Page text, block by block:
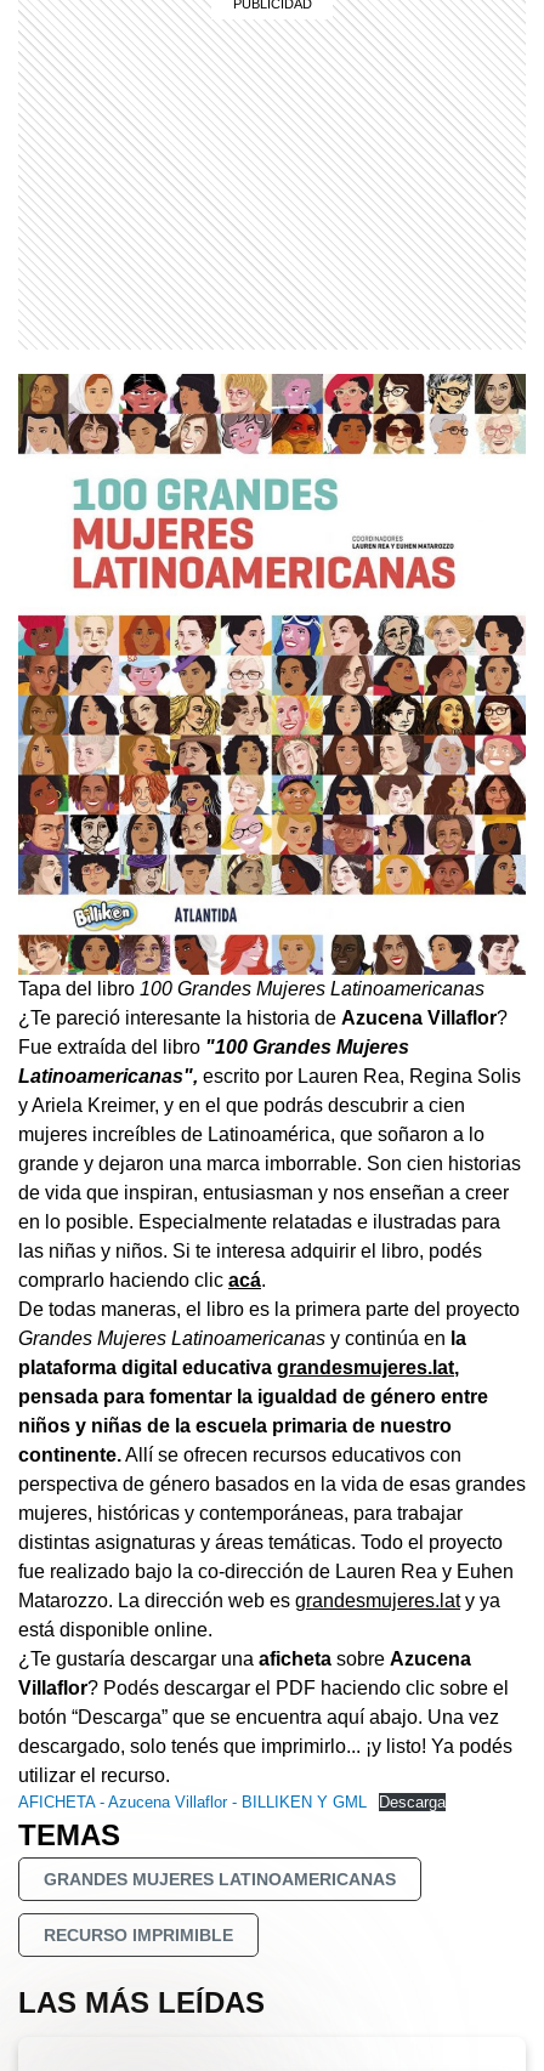
Tapa del libro 100 Grandes Mujeres Latinoamericanas
¿Te pareció interesante la historia de Azucena Villaflor?
Fue extraída del libro "100 Grandes Mujeres
Latinoamericanas", escrito por Lauren Rea, Regina Solis
y Ariela Kreimer, y en el que podrás descubrir a cien
mujeres increíbles de Latinoamérica, que soñaron a lo
grande y dejaron una marca imborrable. Son cien historias
de vida que inspiran, entusiasman y nos enseñan a creer
en lo posible. Especialmente relatadas e ilustradas para
las niñas y niños. Si te interesa adquirir el libro, podés
comprarlo haciendo clic acá.
De todas maneras, el libro es la primera parte del proyecto
Grandes Mujeres Latinoamericanas y continúa en la
plataforma digital educativa grandesmujeres.lat,
pensada para fomentar la igualdad de género entre
niños y niñas de la escuela primaria de nuestro
continente.Allí se ofrecen recursos educativos con
perspectiva de género basados en la vida de esas grandes
mujeres, históricas y contemporáneas, para trabajar
distintas asignaturas y áreas temáticas. Todo el proyecto
fue realizado bajo la co-dirección de Lauren Rea y Euhen
Matarozzo. La dirección web es grandesmujeres.laty ya
está disponible online.
¿Te gustaría descargar una aficheta sobre Azucena
Villaflor? Podés descargar el PDF haciendo clic sobre el
botón “Descarga” que se encuentra aquí abajo. Una vez
descargado, solo tenés que imprimirlo... ¡y listo! Ya podés
utilizar el recurso.
AFICHETA - Azucena Villaflor - BILLIKEN Y GML Descarga
TEMAS
GRANDES MUJERES LATINOAMERICANAS
RECURSO IMPRIMIBLE
LAS MÁS LEÍDAS